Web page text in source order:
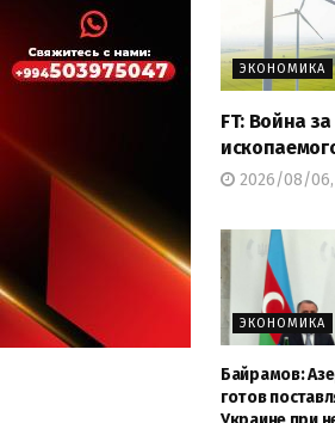
ЭКОНОМИКА
FT: Война
2026/08/06,
ЭКОНОМИКА
Байрамов:
готов